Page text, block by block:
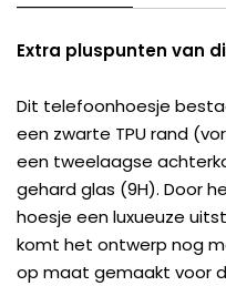
Extra pluspunten van
Dit telefoonhoesje
een zwarte TPU rand
een tweelaagse
gehard glas (9H). Door
hoesje een luxueuze
komt het ontwerp nog
op maat gemaakt voor